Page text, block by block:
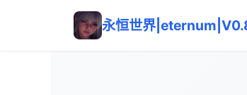
永恒世界